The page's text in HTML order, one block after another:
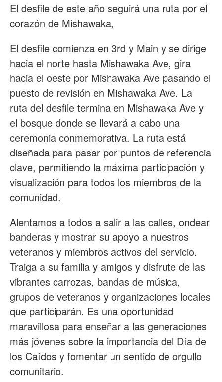
El desfile de este año seguirá una ruta por el
corazón de Mishawaka,
El desfile comienza en 3rd y Main y se dirige
hacia el norte hasta Mishawaka Ave, gira
hacia el oeste por Mishawaka Ave pasando el
puesto de revisión en Mishawaka Ave. La
ruta del desfile termina en Mishawaka Ave y
el bosque donde se llevará a cabo una
ceremonia conmemorativa. La ruta está
diseñada para pasar por puntos de referencia
clave, permitiendo la máxima participación y
visualización para todos los miembros de la
comunidad.
Alentamos a todos a salir a las calles, ondear
banderas y mostrar su apoyo a nuestros
veteranos y miembros activos del servicio.
Traiga a su familia y amigos y disfrute de las
vibrantes carrozas, bandas de música,
grupos de veteranos y organizaciones locales
que participarán. Es una oportunidad
maravillosa para enseñar a las generaciones
más jóvenes sobre la importancia del Día de
los Caídos y fomentar un sentido de orgullo
comunitario.